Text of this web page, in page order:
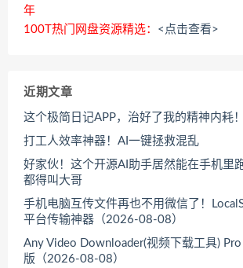
年
100T热门网盘资源精选： <点击查看>
近期文章
这个极简日记APP，治好了我的精神内耗
打工人效率神器！AI一键拯救混乱
好家伙！这个开源AI助手居然能在手机里
都得叫大哥
手机电脑互传文件再也不用微信了！
平台传输神器（2026-08-08）
Any Video Downloader(视频下载工具)
版（2026-08-08）